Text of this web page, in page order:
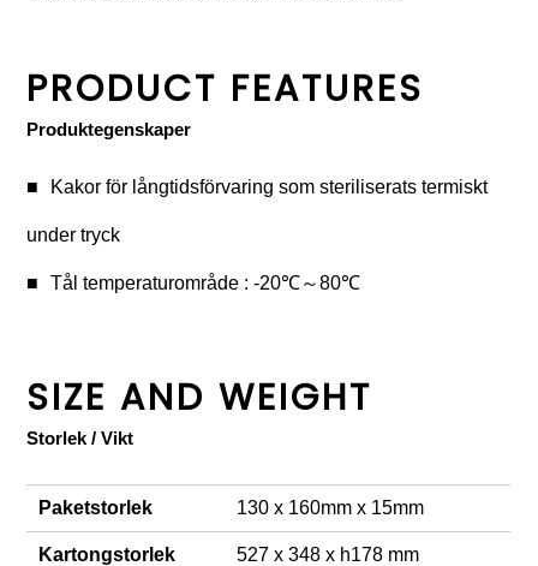
PRODUCT FEATURES
Produktegenskaper
Kakor för långtidsförvaring som steriliserats termiskt
under tryck
Tål temperaturområde : -20℃～80℃
SIZE AND WEIGHT
Storlek / Vikt
Paketstorlek 130 x 160mm x 15mm
Kartongstorlek 527 x 348 x h178 mm